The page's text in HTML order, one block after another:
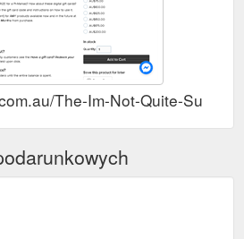
The-Im-Not-Quite-Sure-